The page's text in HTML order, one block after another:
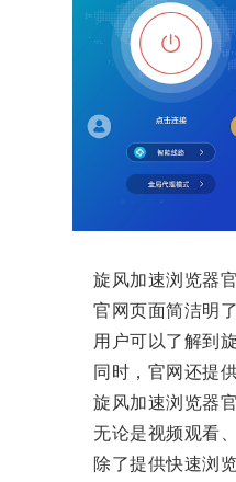
旋风加速浏览器官
官网页面简洁明了
用户可以了解到旋
同时，官网还提供
旋风加速浏览器官
无论是视频观看、
除了提供快速浏览